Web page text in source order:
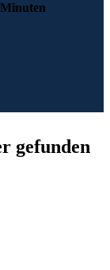
gefunden